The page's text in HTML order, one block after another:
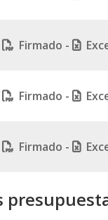
Firmado -
Firmado -
Firmado -